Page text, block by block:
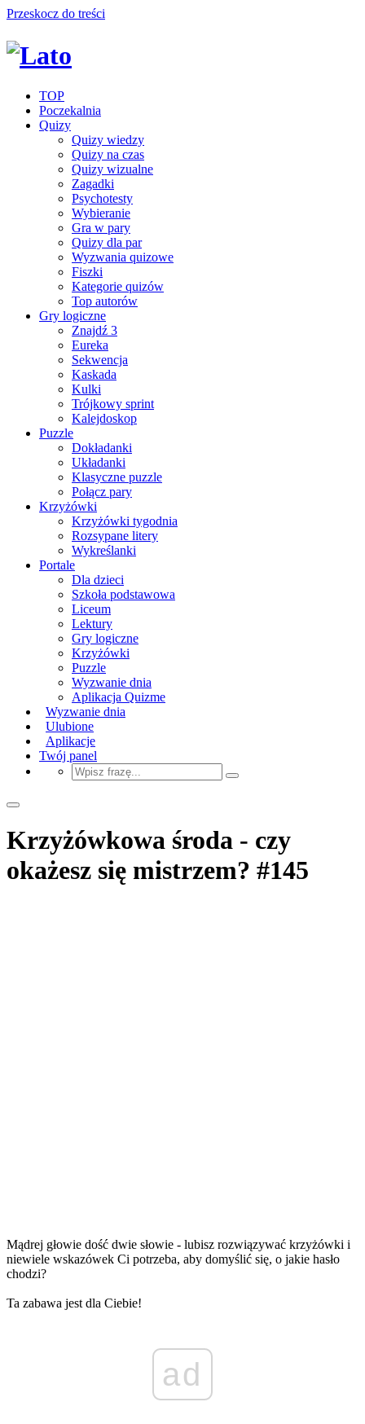
Przeskocz do treści
TOP
Poczekalnia
Quizy
Quizy wiedzy
Quizy na czas
Quizy wizualne
Zagadki
Psychotesty
Wybieranie
Gra w pary
Quizy dla par
Wyzwania quizowe
Fiszki
Kategorie quizów
Top autorów
Gry logiczne
Znajdź 3
Eureka
Sekwencja
Kaskada
Kulki
Trójkowy sprint
Kalejdoskop
Puzzle
Dokładanki
Układanki
Klasyczne puzzle
Połącz pary
Krzyżówki
Krzyżówki tygodnia
Rozsypane litery
Wykreślanki
Portale
Dla dzieci
Szkoła podstawowa
Liceum
Lektury
Gry logiczne
Krzyżówki
Puzzle
Wyzwanie dnia
Aplikacja Quizme
Wyzwanie dnia
Ulubione
Aplikacje
Twój panel
Krzyżówkowa środa - czy
okażesz się mistrzem? #145
Mądrej głowie dość dwie słowie - lubisz rozwiązywać krzyżówki i
niewiele wskazówek Ci potrzeba, aby domyślić się, o jakie hasło
chodzi?
Ta zabawa jest dla Ciebie!
ad